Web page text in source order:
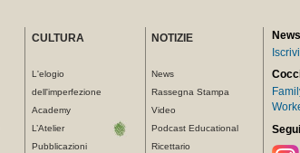
CULTURA
L'elogio
dell'imperfezione
Academy
L’Atelier
Pubblicazioni
NOTIZIE
News
Rassegna Stampa
Video
Podcast Educational
Ricettario